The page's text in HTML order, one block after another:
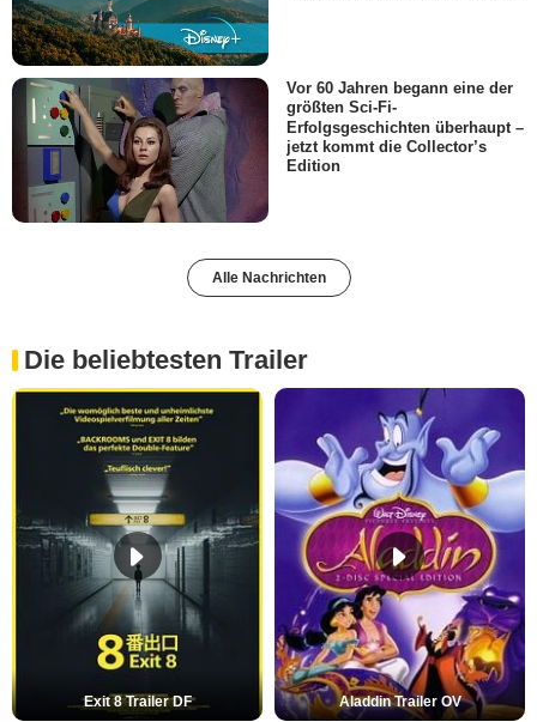
Vor 60 Jahren begann eine der
größten Sci-Fi-
Erfolgsgeschichten überhaupt –
jetzt kommt die Collector’s
Edition
Alle Nachrichten
Die beliebtesten Trailer
Exit 8 Trailer DF Aladdin Trailer OV